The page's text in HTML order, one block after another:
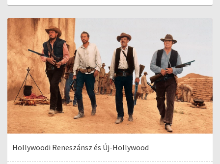
Hollywoodi Reneszánsz és Új-Hollywood